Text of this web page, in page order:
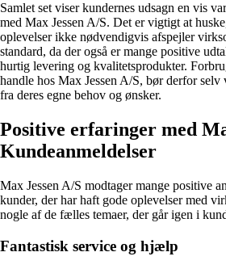
Samlet set viser kundernes udsagn en vis
med Max Jessen A/S. Det er vigtigt at
oplevelser ikke nødvendigvis afspejler
standard, da der også er mange positive
hurtig levering og kvalitetsprodukter.
handle hos Max Jessen A/S, bør derfor
fra deres egne behov og ønsker.
Positive erfaringer med
Kundeanmeldelser
Max Jessen A/S modtager mange positive
kunder, der har haft gode oplevelser med
nogle af de fælles temaer, der går igen i
Fantastisk service og hjælp